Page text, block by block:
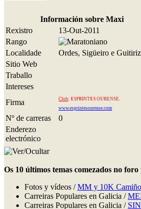
Información sobre Maxi
Rexistro
13-Out-2011
Rango
Localidade
Ordes, Sigüeiro e Guitiriz
Sitio Web
Traballo
Intereses
Firma
Club: ESPRINTES OURENSE.
www.esprintesourense.com
Nº de carreras
0
Enderezo
electrónico
Os 10 últimos temas comezados no
Fotos y vídeos /MM y 10K
Carreiras Populares en Galicia /
Carreiras Populares en Galicia /